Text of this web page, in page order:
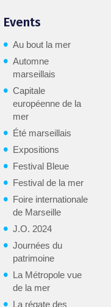
Events
Au bout la mer
Automne
marseillais
Capitale
européenne de la
mer
Été marseillais
Expositions
Festival Bleue
Festival de la mer
Foire internationale
de Marseille
J.O. 2024
Journées du
patrimoine
La Métropole vue
de la mer
La régate des